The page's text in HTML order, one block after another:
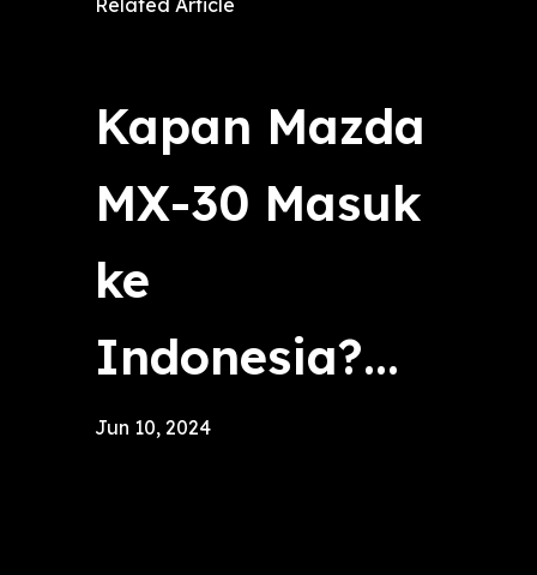
Related Article
Kapan Mazda
MX-30 Masuk
ke
Indonesia?...
Jun 10, 2024